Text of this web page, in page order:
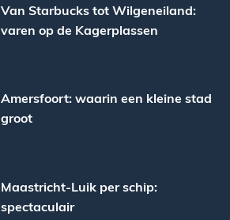
Van Starbucks tot Wilgeneiland:
varen op de Kagerplassen
Amersfoort: waarin een kleine stad
groot
Maastricht-Luik per schip:
spectaculair